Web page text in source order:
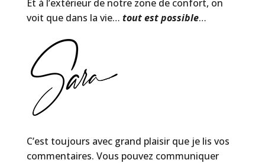
Et à l’extérieur de notre zone de confort, on
voit que dans la vie… tout est possible…
C’est toujours avec grand plaisir que je lis vos
commentaires. Vous pouvez communiquer